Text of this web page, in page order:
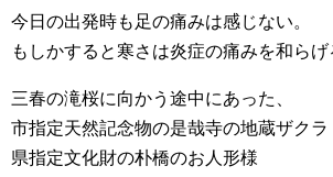
今日の出発時も足の痛みは感じない。
もしかすると寒さは炎症の痛みを和らげ
三春の滝桜に向かう途中にあった、
市指定天然記念物の是哉寺の地蔵ザクラ
県指定文化財の朴橋のお人形様